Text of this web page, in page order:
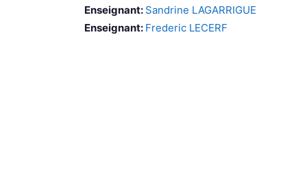
Enseignant: Sandrine LAGARRIGUE
Enseignant: Frederic LECERF